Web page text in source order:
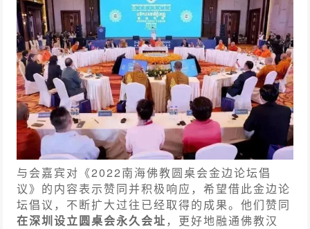
与会嘉宾对《2022南海佛教圆桌会金边论坛倡
议》的内容表示赞同并积极响应，希望借此金边论
坛倡议，不断扩大过往已经取得的成果。他们赞同
在深圳设立圆桌会永久会址 ，更好地融通佛教汉